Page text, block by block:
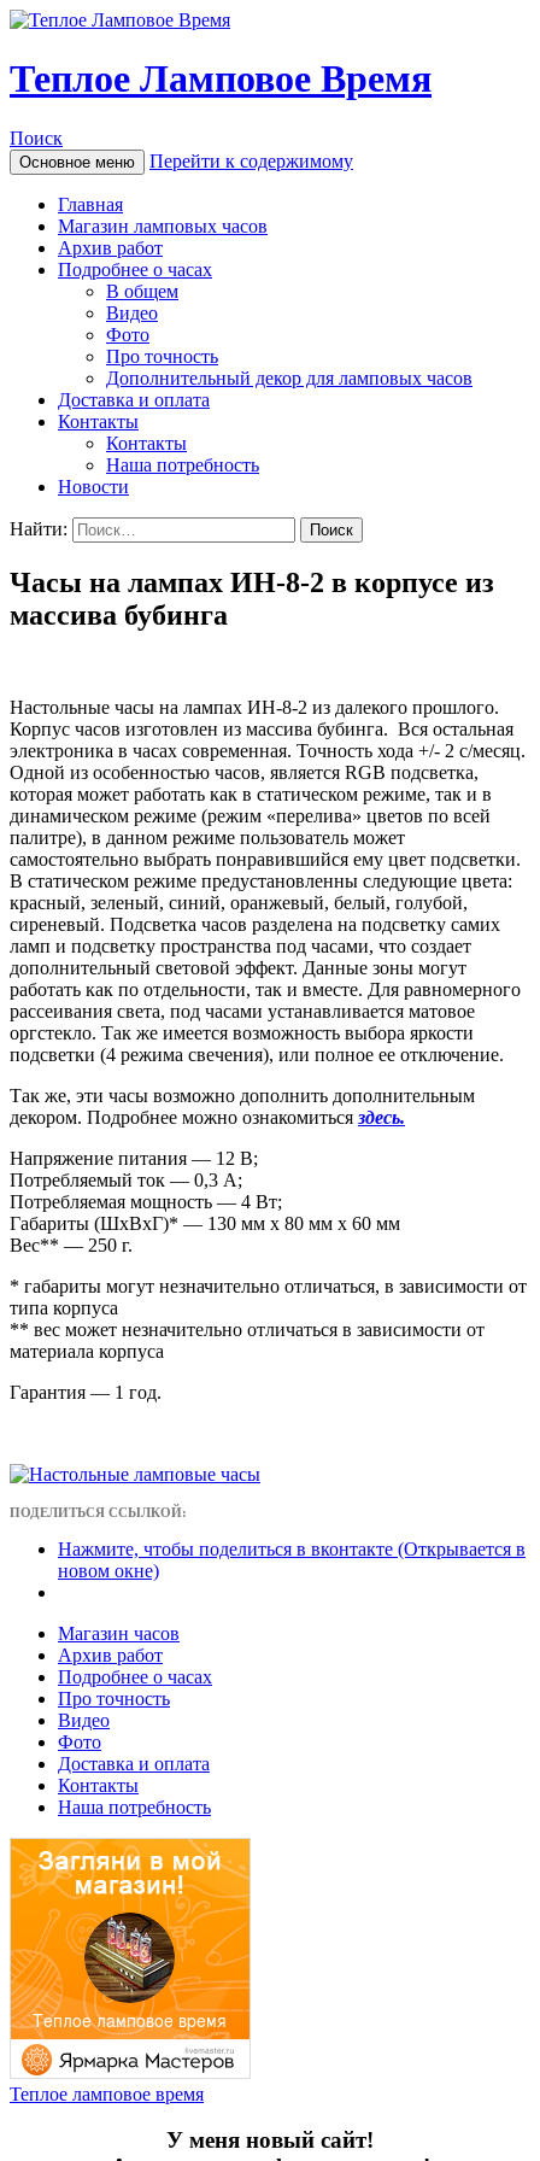
Теплое Ламповое Время
Поиск
Основное меню Перейти к содержимому
Главная
Магазин ламповых часов
Архив работ
Подробнее о часах
В общем
Видео
Фото
Про точность
Дополнительный декор для ламповых часов
Доставка и оплата
Контакты
Контакты
Наша потребность
Новости
Найти:
Часы на лампах ИН-8-2 в корпусе из
массива бубинга
Настольные часы на лампах ИН-8-2 из далекого прошлого.
Корпус часов изготовлен из массива бубинга. Вся остальная
электроника в часах современная. Точность хода +/- 2 с/месяц.
Одной из особенностью часов, является RGB подсветка,
которая может работать как в статическом режиме, так и в
динамическом режиме (режим «перелива» цветов по всей
палитре), в данном режиме пользователь может
самостоятельно выбрать понравившийся ему цвет подсветки.
В статическом режиме предустановленны следующие цвета:
красный, зеленый, синий, оранжевый, белый, голубой,
сиреневый. Подсветка часов разделена на подсветку самих
ламп и подсветку пространства под часами, что создает
дополнительный световой эффект. Данные зоны могут
работать как по отдельности, так и вместе. Для равномерного
рассеивания света, под часами устанавливается матовое
оргстекло. Так же имеется возможность выбора яркости
подсветки (4 режима свечения), или полное ее отключение.
Так же, эти часы возможно дополнить дополнительным
декором. Подробнее можно ознакомиться здесь.
Напряжение питания — 12 В;
Потребляемый ток — 0,3 А;
Потребляемая мощность — 4 Вт;
Габариты (ШxВxГ)* — 130 мм x 80 мм x 60 мм
Вес** — 250 г.
* габариты могут незначительно отличаться, в зависимости от
типа корпуса
** вес может незначительно отличаться в зависимости от
материала корпуса
Гарантия — 1 год.
ПОДЕЛИТЬСЯ ССЫЛКОЙ:
Нажмите, чтобы поделиться в вконтакте (Открывается в
новом окне)
Магазин часов
Архив работ
Подробнее о часах
Про точность
Видео
Фото
Доставка и оплата
Контакты
Наша потребность
Теплое ламповое время
У меня новый сайт!